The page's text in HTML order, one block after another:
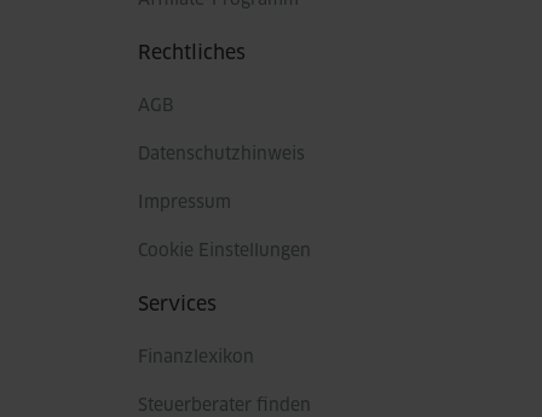
Rechtliches
AGB
Datenschutzhinweis
Impressum
Cookie Einstellungen
Services
Finanzlexikon
Steuerberater finden